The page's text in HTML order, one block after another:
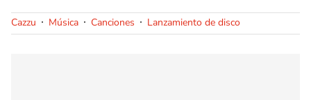
Cazzu Música Canciones Lanzamiento de disco